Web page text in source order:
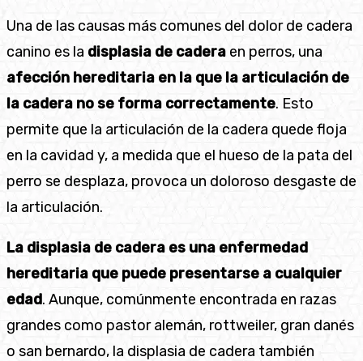
Una de las causas más comunes del dolor de cadera
canino es la displasia de cadera en perros, una
afección hereditaria en la que la articulación de
la cadera no se forma correctamente. Esto
permite que la articulación de la cadera quede floja
en la cavidad y, a medida que el hueso de la pata del
perro se desplaza, provoca un doloroso desgaste de
la articulación.
La displasia de cadera es una enfermedad
hereditaria que puede presentarse a cualquier
edad. Aunque, comúnmente encontrada en razas
grandes como pastor alemán, rottweiler, gran danés
o san bernardo, la displasia de cadera también